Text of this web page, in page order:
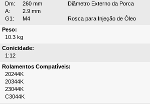
Dm:
260 mm
Diâmetro Externo da Porca
A:
2.9 mm
G1:
M4
Rosca para Injeção de Óleo
Peso:
10.3 kg
Conicidade:
1:12
Rolamentos Compatíveis:
20244K
20344K
23044K
C3044K